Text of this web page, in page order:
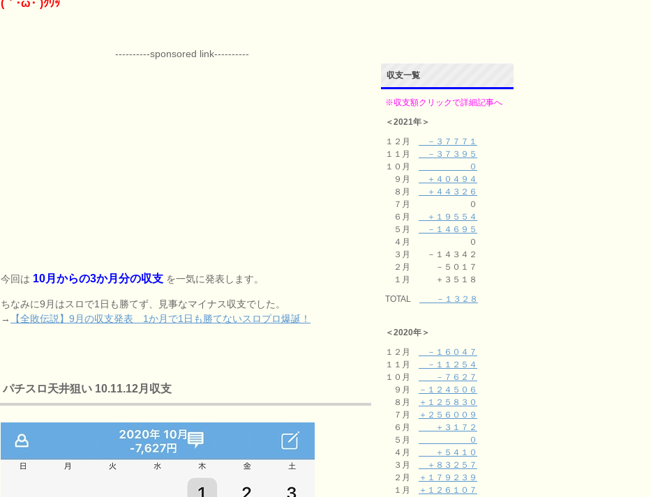
(｀･ω･´)ｸﾜｯ
----------sponsored link----------
今回は 10月からの3か月分の収支 を一気に発表します。
ちなみに9月はスロで1日も勝てず、見事なマイナス収支でした。
→
【全敗伝説】9月の収支発表 1か月で1日も勝てないスロプロ爆誕！
パチスロ天井狙い 10.11.12月収支
収支一覧
※収支額クリックで詳細記事へ
＜2021年＞
１２月
－３７７７１
１１月
－３７３９５
１０月
０
９月
＋４０４９４
８月
＋４４３２６
７月 ０
６月
＋１９５５４
５月
－１４６９５
４月 ０
３月 －１４３４２
２月 －５０１７
１月 ＋３５１８
TOTAL
－１３２８
＜2020年＞
１２月
－１６０４７
１１月
－１１２５４
１０月
－７６２７
９月
－１２４５０６
８月
＋１２５８３０
７月
＋２５６００９
６月
＋３１７２
５月
０
４月
＋５４１０
３月
＋８３２５７
２月
＋１７９２３９
１月
＋１２６１０７